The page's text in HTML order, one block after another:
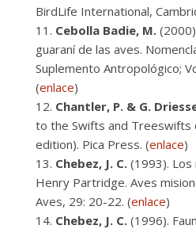
BirdLife International,
Cebolla Badie, M.
guaraní de las aves.
Suplemento Antropológico;
(enlace)
Chantler, P. & G.
to the Swifts and Treeswifts
edition). Pica Press. (enlace)
Chebez, J. C. (1993). Los
Henry Partridge. Aves
Aves, 29: 20-22. (enlace)
Chebez, J. C. (1996).